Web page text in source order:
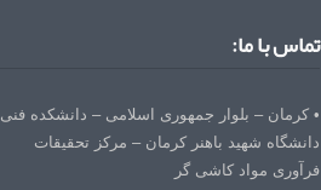
تماس با ما:
• کرمان – بلوار جمهوری اسلامی – دانشکده فنی
دانشگاه شهید باهنر کرمان – مرکز تحقیقات
فرآوری مواد کاشی گر